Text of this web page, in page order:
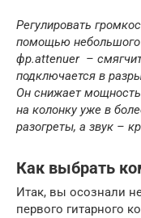
Регулировать
помощью небольшого
фр.attenuer –
подключается в
Он снижает мощность
на колонку уже в
разогреты, а звук –
Как выбрать
Итак, вы осознали
первого гитарного